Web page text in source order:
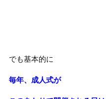
でも基本的に
毎年、成人式が